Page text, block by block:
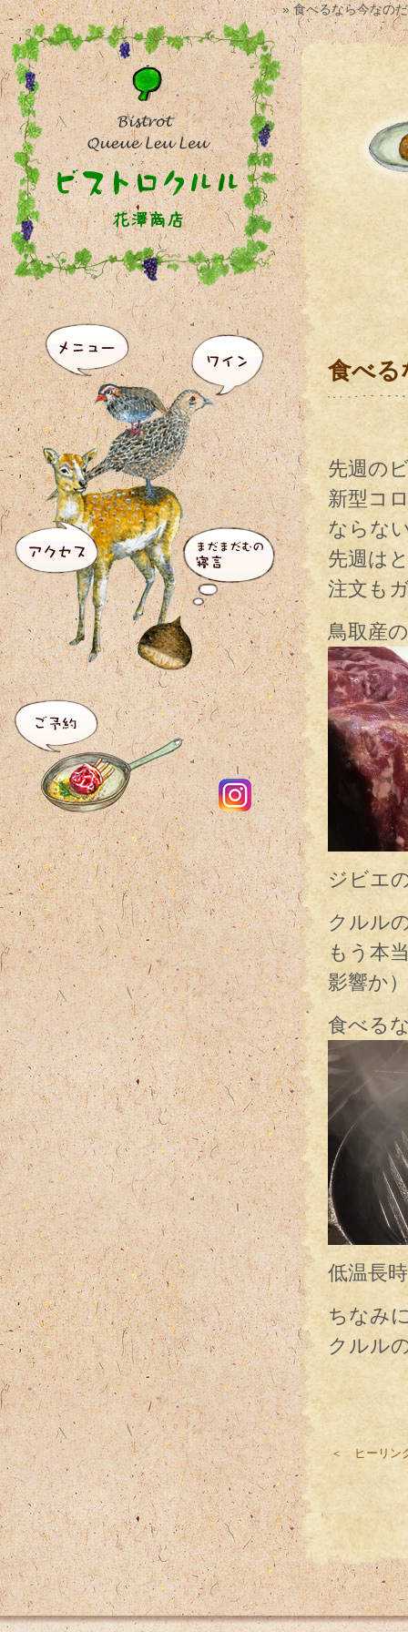
» 食べるなら今なのだ
食べる
先週の
新型コ
ならな
先週は
注文も
鳥取産
ジビエ
クルル
もう本
影響か
食べる
低温長
ちなみ
クルル
＜ ヒーリン